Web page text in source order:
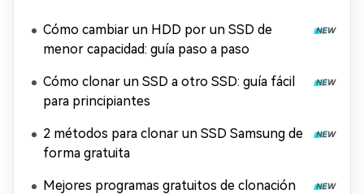
Cómo cambiar un HDD por un SSD de
menor capacidad: guía paso a paso
Cómo clonar un SSD a otro SSD: guía fácil
para principiantes
2 métodos para clonar un SSD Samsung de
forma gratuita
Mejores programas gratuitos de clonación